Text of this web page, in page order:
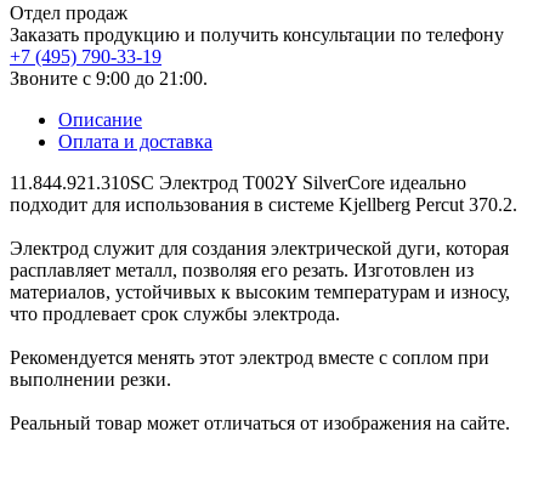
Отдел продаж
Заказать продукцию и получить консультации по телефону
+7 (495) 790-33-19
Звоните с 9:00 до 21:00.
Описание
Оплата и доставка
11.844.921.310SC Электрод T002Y SilverCore идеально
подходит для использования в системе Kjellberg Percut 370.2.
Электрод служит для создания электрической дуги, которая
расплавляет металл, позволяя его резать. Изготовлен из
материалов, устойчивых к высоким температурам и износу,
что продлевает срок службы электрода.
Рекомендуется менять этот электрод вместе с соплом при
выполнении резки.
Реальный товар может отличаться от изображения на сайте.